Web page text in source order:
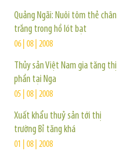
Quảng Ngãi: Nuôi tôm thẻ chân
trắng trong hồ lót bạt
06 | 08 | 2008
Thủy sản Việt Nam gia tăng thị
phần tại Nga
05 | 08 | 2008
Xuất khẩu thuỷ sản tới thị
trường Bỉ tăng khá
01 | 08 | 2008